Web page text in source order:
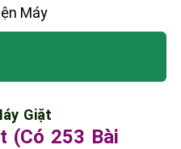
Giặt
(Có 253 Bài